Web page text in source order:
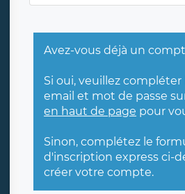
Avez-vous déjà un
Si oui, veuillez
email et mot de passe
en haut de page pour
Sinon, complétez le
d'inscription express ci-
créer votre compte.